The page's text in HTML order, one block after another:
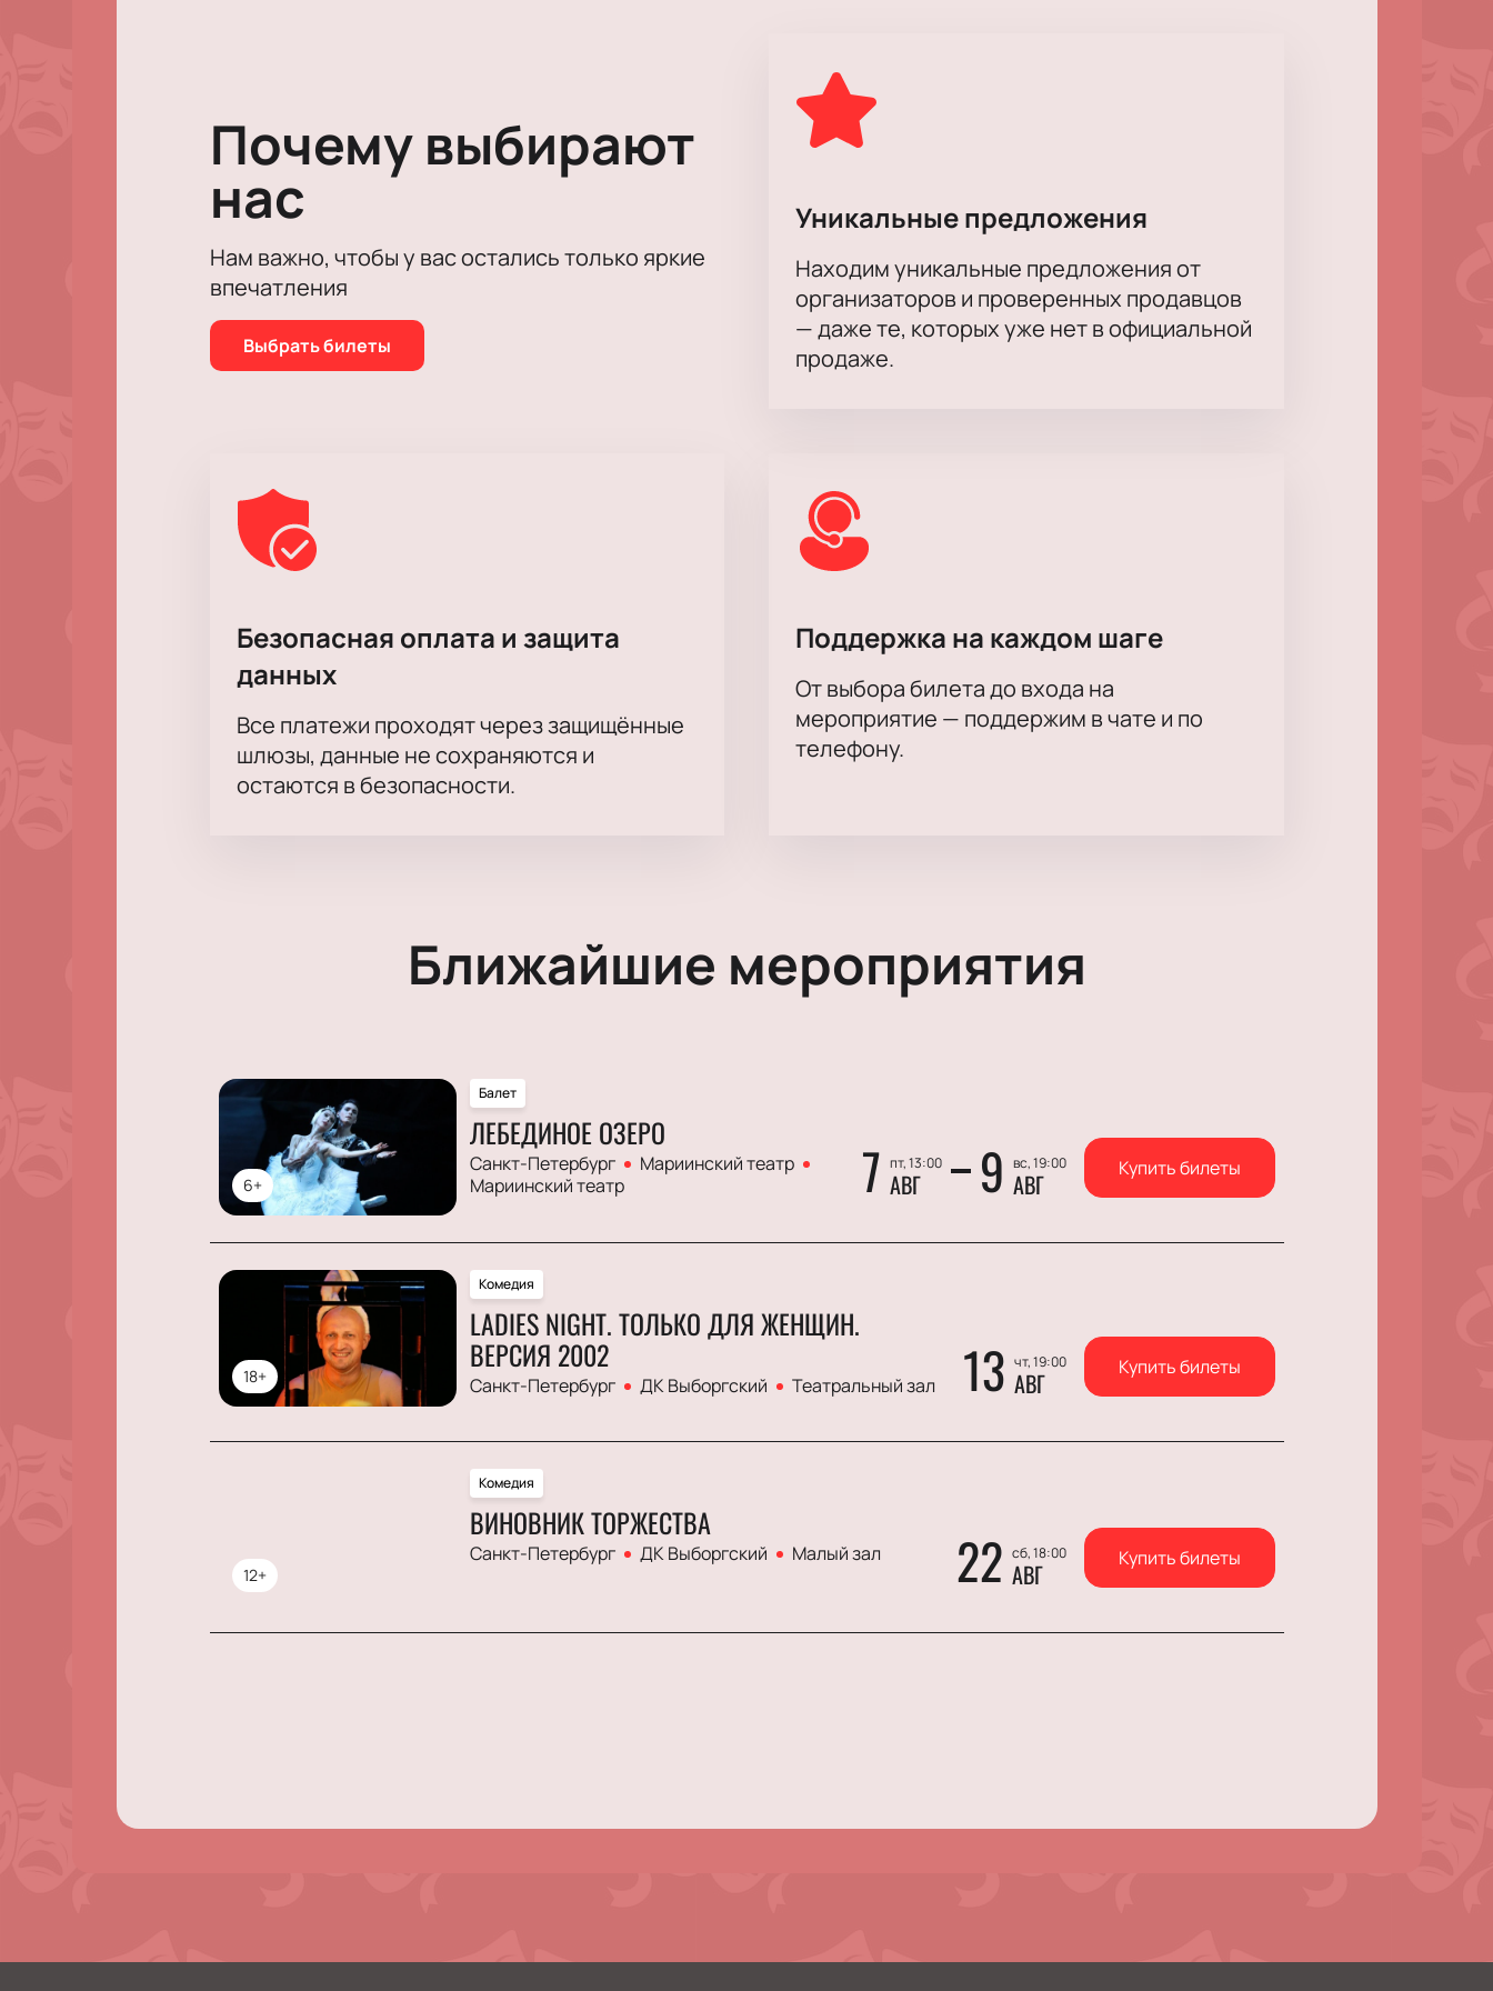
Почему выбирают
нас
Нам важно, чтобы у вас остались только яркие
впечатления
Выбрать билеты
Уникальные предложения
Находим уникальные предложения от
организаторов и проверенных продавцов
— даже те, которых уже нет в официальной
продаже.
Безопасная оплата и защита
данных
Все платежи проходят через защищённые
шлюзы, данные не сохраняются и
остаются в безопасности.
Поддержка на каждом шаге
От выбора билета до входа на
мероприятие — поддержим в чате и по
телефону.
Ближайшие мероприятия
6+
Балет
ЛЕБЕДИНОЕ ОЗЕРО
Санкт-Петербург
Мариинский театр
Мариинский театр
7 пт, 13:00
АВГ 9 вс, 19:00
АВГ Купить билеты
18+
Комедия
LADIES NIGHT. ТОЛЬКО ДЛЯ ЖЕНЩИН.
ВЕРСИЯ 2002
Санкт-Петербург ДК Выборгский Театральный зал 13 чт, 19:00
АВГ Купить билеты
12+
Комедия
ВИНОВНИК ТОРЖЕСТВА
Санкт-Петербург ДК Выборгский Малый зал 22 сб, 18:00
АВГ Купить билеты